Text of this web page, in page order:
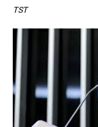
TST